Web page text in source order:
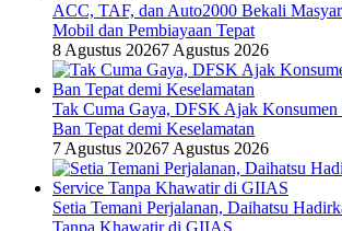
ACC, TAF, dan Auto2000 Bekali
Mobil dan Pembiayaan Tepat
8 Agustus 20267 Agustus 2026
Tak Cuma Gaya, DFSK Ajak Konsumen
Ban Tepat demi Keselamatan
7 Agustus 20267 Agustus 2026
Setia Temani Perjalanan, Daihatsu
Tanpa Khawatir di GIIAS